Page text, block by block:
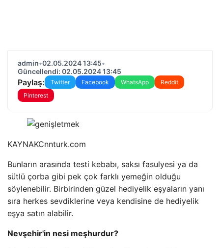
admin•02.05.2024 13:45•
Güncellendi: 02.05.2024 13:45
Paylaş: Twitter Facebook WhatsApp
Reddit
Pinterest
KAYNAKCnnturk.com
Bunların arasında testi kebabı, saksı fasulyesi ya da
sütlü çorba gibi pek çok farklı yemeğin olduğu
söylenebilir. Birbirinden güzel hediyelik eşyaların yanı
sıra herkes sevdiklerine veya kendisine de hediyelik
eşya satın alabilir.
Nevşehir'in nesi meşhurdur?